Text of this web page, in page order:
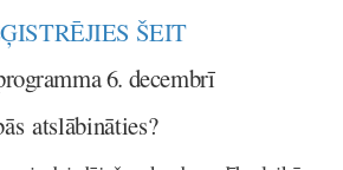
ŠEIT
6. decembrī
atslābināties?